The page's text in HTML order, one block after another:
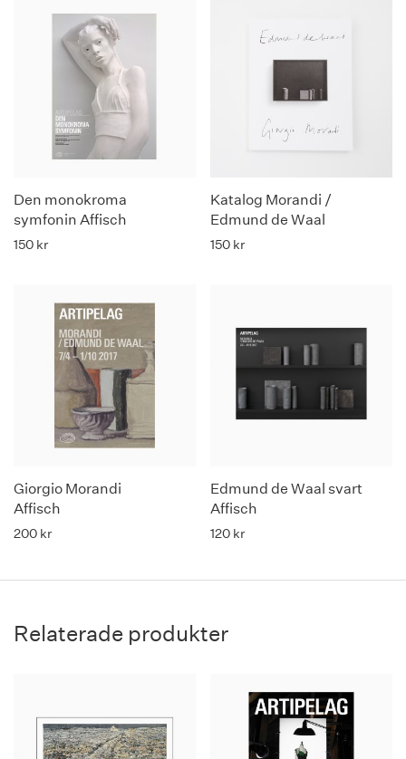
Den monokroma
symfonin Affisch
150 kr
Katalog Morandi /
Edmund de Waal
150 kr
Giorgio Morandi
Affisch
200 kr
Edmund de Waal svart
Affisch
120 kr
Relaterade produkter